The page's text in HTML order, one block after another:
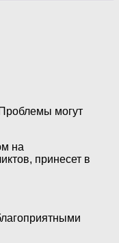
могут
на
принесет в